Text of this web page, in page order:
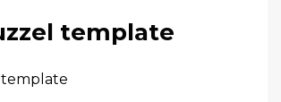
template